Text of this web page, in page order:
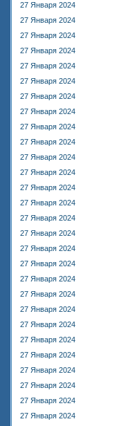
27 Января 2024
27 Января 2024
27 Января 2024
27 Января 2024
27 Января 2024
27 Января 2024
27 Января 2024
27 Января 2024
27 Января 2024
27 Января 2024
27 Января 2024
27 Января 2024
27 Января 2024
27 Января 2024
27 Января 2024
27 Января 2024
27 Января 2024
27 Января 2024
27 Января 2024
27 Января 2024
27 Января 2024
27 Января 2024
27 Января 2024
27 Января 2024
27 Января 2024
27 Января 2024
27 Января 2024
27 Января 2024